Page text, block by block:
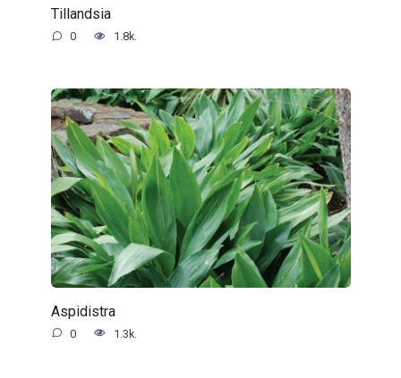
Tillandsia
0 1.8k.
Aspidistra
0 1.3k.